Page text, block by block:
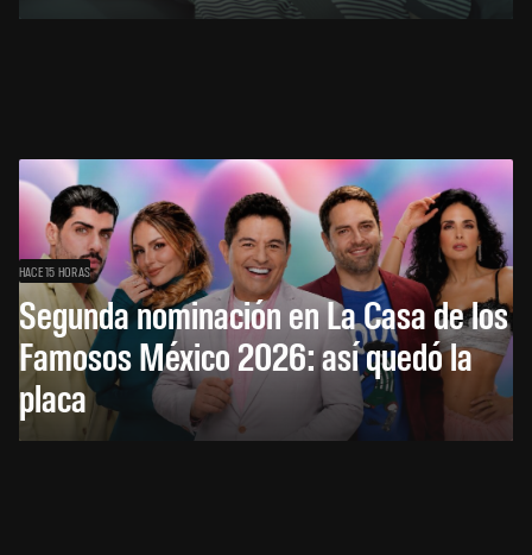
HACE 15 HORAS
Segunda nominación en La Casa de los
Famosos México 2026: así quedó la
placa